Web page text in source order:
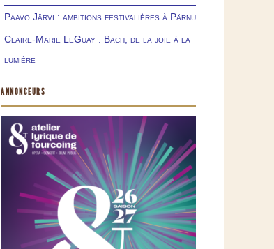
Paavo Järvi : ambitions festivalières à Pärnu
Claire-Marie LeGuay : Bach, de la joie à la
lumière
ANNONCEURS